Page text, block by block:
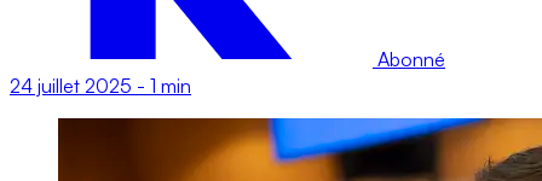
Abonné
24 juillet 2025 - 1 min